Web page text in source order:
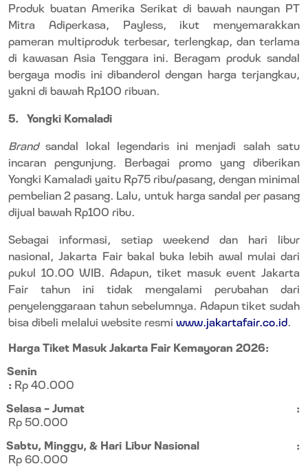
Produk buatan Amerika Serikat di bawah naungan PT
Mitra Adiperkasa, Payless, ikut menyemarakkan
pameran multiproduk terbesar, terlengkap, dan terlama
di kawasan Asia Tenggara ini. Beragam produk sandal
bergaya modis ini dibanderol dengan harga terjangkau,
yakni di bawah Rp100 ribuan.
5.
Yongki Komaladi
Brandsandal lokal legendaris ini menjadi salah satu
incaran pengunjung. Berbagai promo yang diberikan
Yongki Kamaladi yaitu Rp75 ribu/pasang, dengan minimal
pembelian 2 pasang. Lalu, untuk harga sandal per pasang
dijual bawah Rp100 ribu.
Sebagai informasi, setiap weekend dan hari libur
nasional, Jakarta Fair bakal buka lebih awal mulai dari
pukul 10.00 WIB. Adapun, tiket masuk event Jakarta
Fair tahun ini tidak mengalami perubahan dari
penyelenggaraan tahun sebelumnya. Adapun tiket sudah
bisa dibeli melalui website resmi www.jakartafair.co.id
Harga Tiket Masuk Jakarta Fair Kemayoran 2026:
Senin
: Rp 40.000
Selasa – Jumat
:
Rp 50.000
Sabtu, Minggu, & Hari Libur Nasional
:
Rp 60.000